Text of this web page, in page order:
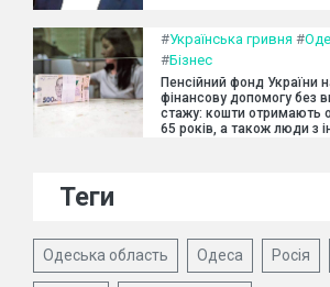
#Українська гривня #
#Бізнес
Пенсійний фонд України
фінансову допомогу без
стажу: кошти отримають
65 років, а також люди з
Теги
Одеська область Одеса Росія